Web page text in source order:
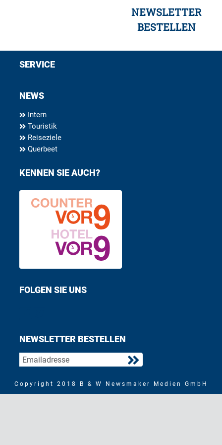
NEWSLETTER
BESTELLEN
SERVICE
NEWS
Intern
Touristik
Reiseziele
Querbeet
KENNEN SIE AUCH?
FOLGEN SIE UNS
NEWSLETTER BESTELLEN
Copyright 2018 B & W Newsmaker Medien GmbH